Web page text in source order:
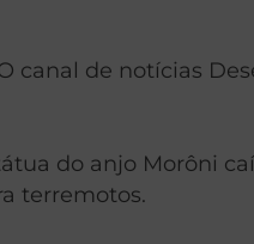
canal de notícias
do anjo Morôni
terremotos.